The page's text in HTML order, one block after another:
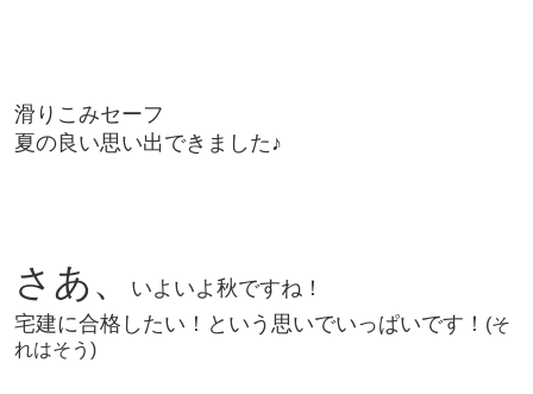
滑りこみセーフ
夏の良い思い出できました♪
さあ、
いよいよ秋ですね！
宅建に合格したい！ という思いでいっぱいです！ (そ
れはそう)